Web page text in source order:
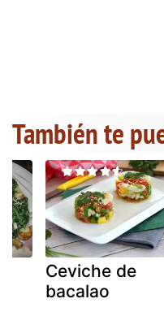
También te
Ceviche de
bacalao